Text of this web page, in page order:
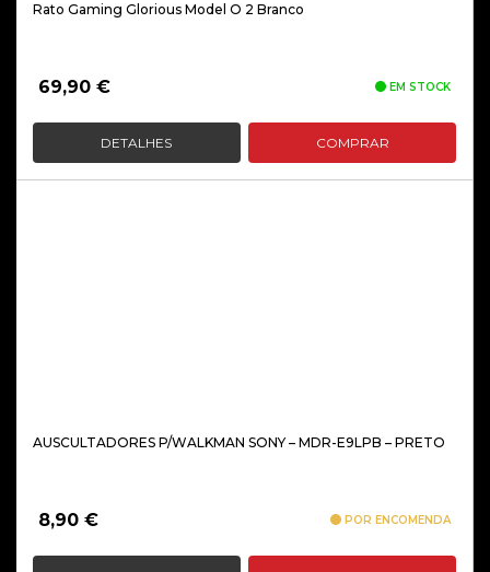
Rato Gaming Glorious Model O 2 Branco
69,90 € EM STOCK
DETALHES COMPRAR
AUSCULTADORES P/WALKMAN SONY – MDR-E9LPB – PRETO
8,90 € POR ENCOMENDA